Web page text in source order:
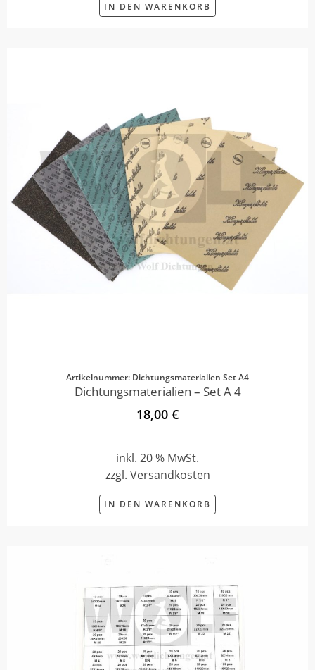
IN DEN WARENKORB
Artikelnummer: Dichtungsmaterialien Set A4
Dichtungsmaterialien – Set A 4
18,00 €
inkl. 20 % MwSt.
zzgl. Versandkosten
IN DEN WARENKORB